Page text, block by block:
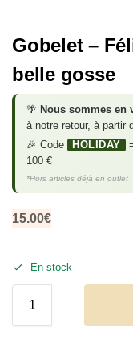
Gobelet –
belle gosse
🌴 Nous sommes en
à notre retour, à partir
🎉 Code
HOLIDAY
100 €
*Hors articles déjà en outlet
15.00€
En stock